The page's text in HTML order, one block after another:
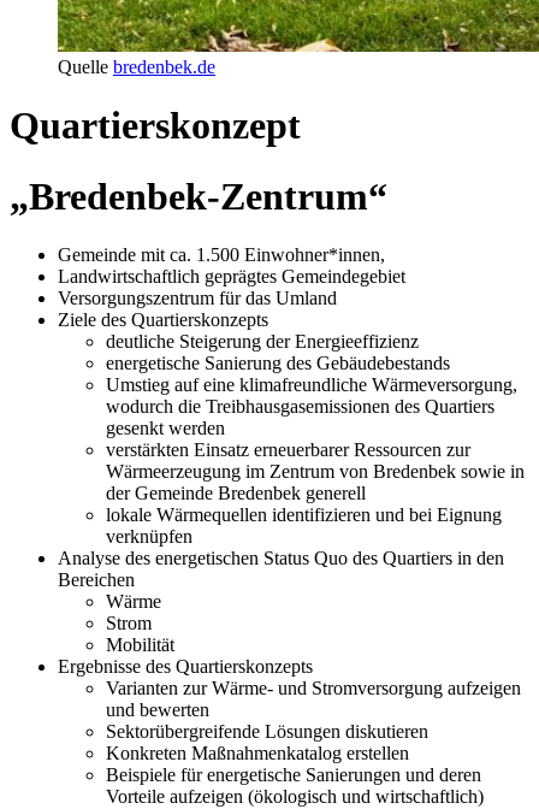
Quelle bredenbek.de
Quartierskonzept
„Bredenbek-Zentrum“
Gemeinde mit ca. 1.500 Einwohner*innen,
Landwirtschaftlich geprägtes Gemeindegebiet
Versorgungszentrum für das Umland
Ziele des Quartierskonzepts
deutliche Steigerung der Energieeffizienz
energetische Sanierung des Gebäudebestands
Umstieg auf eine klimafreundliche Wärmeversorgung,
wodurch die Treibhausgasemissionen des Quartiers
gesenkt werden
verstärkten Einsatz erneuerbarer Ressourcen zur
Wärmeerzeugung im Zentrum von Bredenbek sowie in
der Gemeinde Bredenbek generell
lokale Wärmequellen identifizieren und bei Eignung
verknüpfen
Analyse des energetischen Status Quo des Quartiers in den
Bereichen
Wärme
Strom
Mobilität
Ergebnisse des Quartierskonzepts
Varianten zur Wärme- und Stromversorgung aufzeigen
und bewerten
Sektorübergreifende Lösungen diskutieren
Konkreten Maßnahmenkatalog erstellen
Beispiele für energetische Sanierungen und deren
Vorteile aufzeigen (ökologisch und wirtschaftlich)